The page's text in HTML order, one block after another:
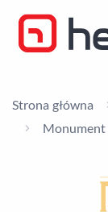
Strona główna